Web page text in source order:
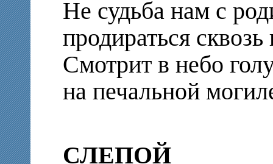
Не судьба нам с
продираться
Смотрит в небо
на печальной
СЛЕПОЙ